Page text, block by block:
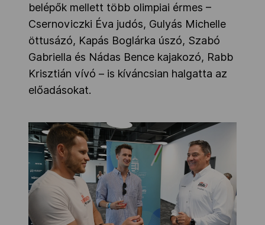
belépők mellett több olimpiai érmes –
Csernoviczki Éva judós, Gulyás Michelle
öttusázó, Kapás Boglárka úszó, Szabó
Gabriella és Nádas Bence kajakozó, Rabb
Krisztián vívó – is kíváncsian halgatta az
előadásokat.